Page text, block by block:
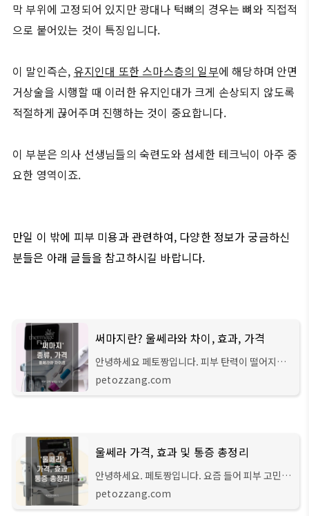
막 부위에 고정되어 있지만 광대나 턱뼈의 경우는 뼈와 직접적
으로 붙어있는 것이 특징입니다.
이 말인즉슨, 유지인대 또한 스마스층의 일부에 해당하며 안면
거상술을 시행할 때 이러한 유지인대가 크게 손상되지 않도록
적절하게 끊어주며 진행하는 것이 중요합니다.
이 부분은 의사 선생님들의 숙련도와 섬세한 테크닉이 아주 중
요한 영역이죠.
만일 이 밖에 피부 미용과 관련하여, 다양한 정보가 궁금하신
분들은 아래 글들을 참고하시길 바랍니다.
써마지란? 울쎄라와 차이, 효과, 가격
안녕하세요 페토짱입니다. 피부 탄력이 떨어지는
것 같아 써마지 시술에 대해 고민 중이셨나요? 저
도 요즘 피부 관리의 필요성을 느껴 여러 가지 시술
petozzang.com
울쎄라 가격, 효과 및 통증 총정리
안녕하세요. 페토짱입니다. 요즘 들어 피부 고민이
심하신가요? 저는 얼마 전 거울을 보다 처진 피부
가 눈에 띄어 울쎄라 시술까지 고민하게 되었습니
petozzang.com